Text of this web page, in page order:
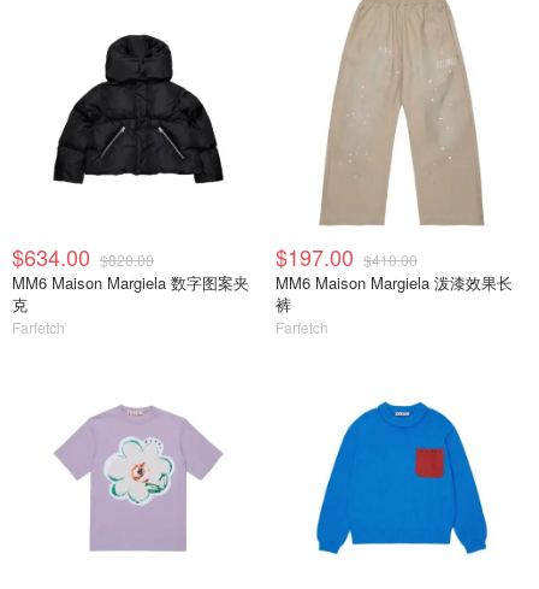
$634.00 $820.00
MM6 Maison Margiela 数字图案夹
克
Farfetch
$197.00 $410.00
MM6 Maison Margiela 泼漆效果长
裤
Farfetch